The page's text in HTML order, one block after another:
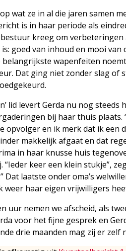
wat ze in al die jaren samen
is in haar periode als
kreeg om
goed van inhoud en mooi
belangrijkste wapenfeiten
Dat ging niet zonder slag of
lid levert Gerda nu nog
bij haar thuis plaats.
opvolger en ik merk dat ik een
makkelijk afgaat en dat
in haar knusse huis
“Ieder keer een klein stukje”,
Dat laatste onder oma’s
weer haar eigen vrijwilligers
uur nemen we afscheid, als
voor het fijne gesprek en
drie maanden mag zij er